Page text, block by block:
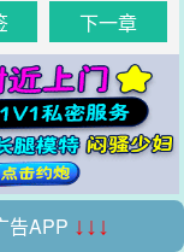
下一章
告APP ↓↓↓